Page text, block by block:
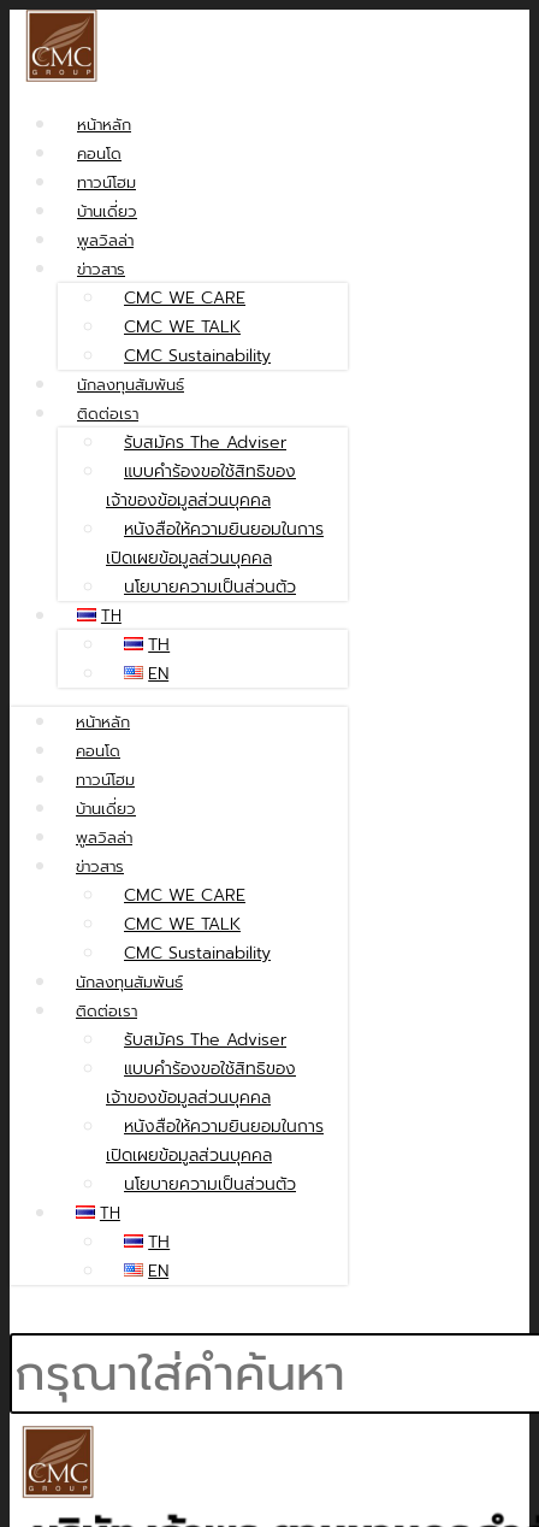
หน้าหลัก
คอนโด
ทาวน์โฮม
บ้านเดี่ยว
พูลวิลล่า
ข่าวสาร
CMC WE CARE
CMC WE TALK
CMC Sustainability
นักลงทุนสัมพันธ์
ติดต่อเรา
รับสมัคร The Adviser
แบบคำร้องขอใช้สิทธิของ
เจ้าของข้อมูลส่วนบุคคล
หนังสือให้ความยินยอมในการ
เปิดเผยข้อมูลส่วนบุคคล
นโยบายความเป็นส่วนตัว
TH
TH
EN
หน้าหลัก
คอนโด
ทาวน์โฮม
บ้านเดี่ยว
พูลวิลล่า
ข่าวสาร
CMC WE CARE
CMC WE TALK
CMC Sustainability
นักลงทุนสัมพันธ์
ติดต่อเรา
รับสมัคร The Adviser
แบบคำร้องขอใช้สิทธิของ
เจ้าของข้อมูลส่วนบุคคล
หนังสือให้ความยินยอมในการ
เปิดเผยข้อมูลส่วนบุคคล
นโยบายความเป็นส่วนตัว
TH
TH
EN